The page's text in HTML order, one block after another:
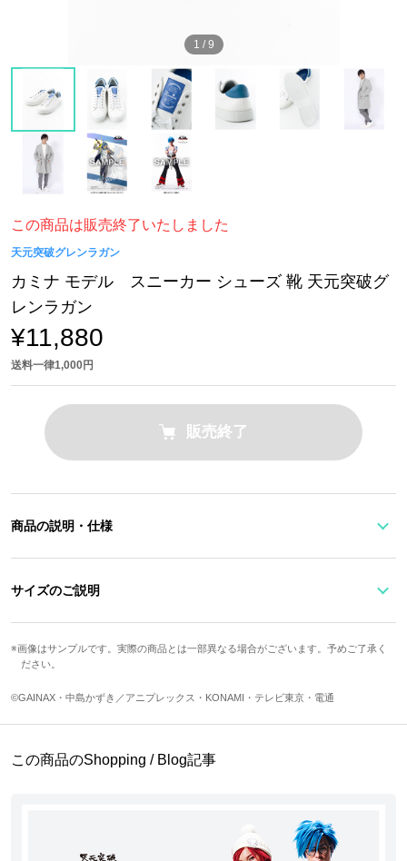
1 / 9
この商品は販売終了いたしました
天元突破グレンラガン
カミナ モデル スニーカー シューズ 靴 天元突破グ
レンラガン
¥11,880
送料一律1,000円
販売終了
商品の説明・仕様
『天元突破グレンラガン』より、カミナをイメージしたスニーカー
シンプルなデザインのローカットスニーカーは、カミナの髪色をイ
シュータンにはオリジナルテキスタイルがデザインされています。
The tongues of shoes have an original textile designed.
サイズのご説明
22.5cm
23.5cm 2.6cm 23.1cm
24.5cm 2.6cm 23.5cm E
25.5cm 2.8cm
※足囲は親指の付け根の一番出ている部分と、小指の付け根の一番
画像はサンプルです。実際の商品とは一部異なる場合がございます。予めご了承く
ださい。
©GAINAX・中島かずき／アニプレックス・KONAMI・テレビ東京・電通
この商品のShopping / Blog記事